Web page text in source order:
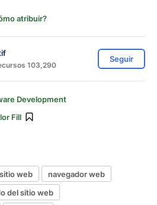
atribuir?
103,290
Seguir
Development
Fill
sitio web
navegador web
del sitio web